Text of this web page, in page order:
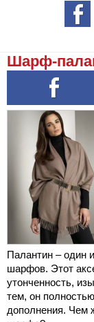
Шарф-
Палантин – один
шарфов. Этот
утонченность,
тем, он
дополнения. Чем